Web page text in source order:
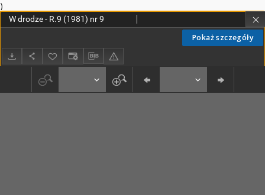
)
Pokaż szczegóły
W drodze - R.9 (1981) nr 9